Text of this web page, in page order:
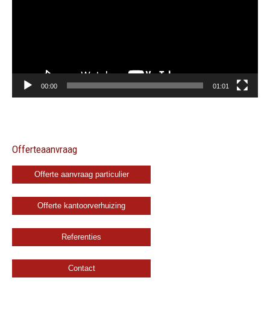
00:00 01:01
Offerteaanvraag
Offerte aanvraag particulier
Offerte kantoorverhuizing
Referenties
Contact